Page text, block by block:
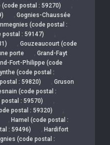
(code postal : 59270) ,
, Gognies-Chaussée
(code postal :
postal : 59147) ,
, Gouzeaucourt (code
porte , Grand-Fayt
Fort-Philippe (code
(code postal :
: 59820) , Gruson
(code postal :
: 59570) ,
postal : 59320) ,
, Hamel (code postal :
: 59496) , Hardifort
(code postal :